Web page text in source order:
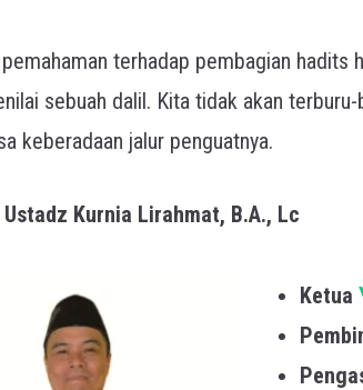
terhadap pembagian hadits
sebuah dalil. Kita tidak akan
keberadaan jalur penguatnya.
Kurnia Lirahmat, B.A., Lc
Ketua